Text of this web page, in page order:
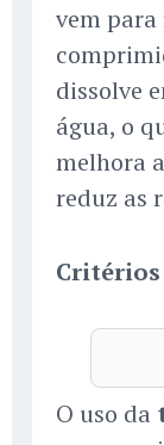
vem para
dissolve
água, o
melhora
reduz as
Critérios
O uso da